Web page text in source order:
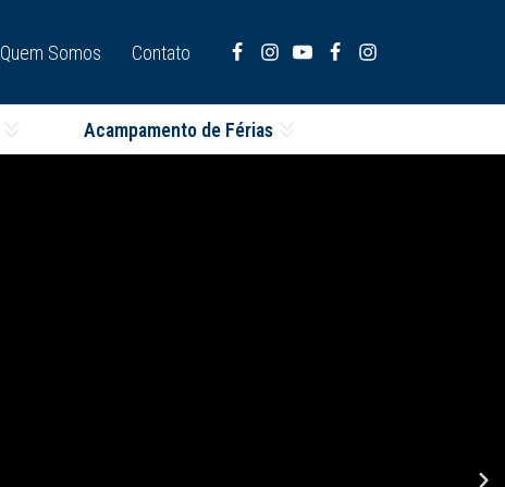
Quem Somos Contato
Acampamento de Férias